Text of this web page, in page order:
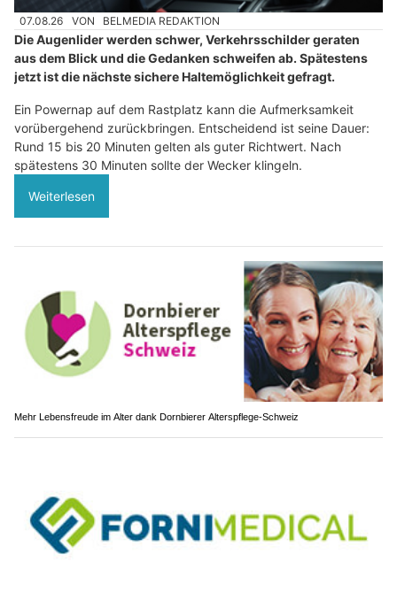
07.08.26 VON BELMEDIA REDAKTION
Die Augenlider werden schwer, Verkehrsschilder geraten
aus dem Blick und die Gedanken schweifen ab. Spätestens
jetzt ist die nächste sichere Haltemöglichkeit gefragt.
Ein Powernap auf dem Rastplatz kann die Aufmerksamkeit
vorübergehend zurückbringen. Entscheidend ist seine Dauer:
Rund 15 bis 20 Minuten gelten als guter Richtwert. Nach
spätestens 30 Minuten sollte der Wecker klingeln.
Weiterlesen
Mehr Lebensfreude im Alter dank Dornbierer Alterspflege-Schweiz